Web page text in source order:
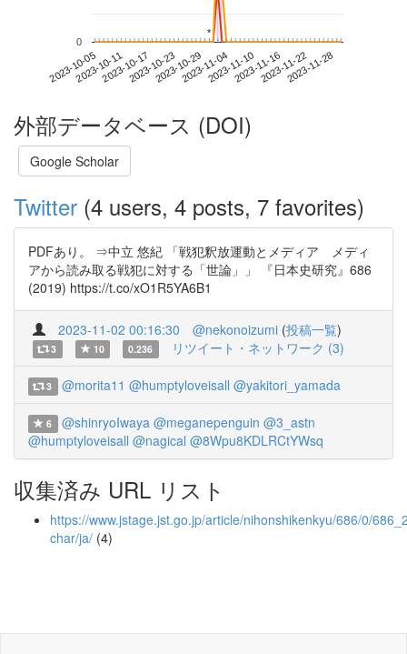
2023-10-052023-10-112023-10-172023-10-232023-10-292023-11-042023-11-102023-11-162023-11-222023-11-28
0
**
外部データベース (DOI)
Google Scholar
Twitter (4 users, 4 posts, 7 favorites)
PDFあり。 ⇒中立 悠紀 「戦犯釈放運動とメディア メディ
アから読み取る戦犯に対する「世論」」 『日本史研究』686
(2019) https://t.co/xO1R5YA6B1
2023-11-02 00:16:30 @nekonoizumi (投稿一覧)
3 10 0.236 リツイート・ネットワーク (3)
3 @morita11 @humptyloveisall @yakitori_yamada
6 @shinryoIwaya @meganepenguin @3_astn
@humptyloveisall @nagical @8Wpu8KDLRCtYWsq
収集済み URL リスト
https://www.jstage.jst.go.jp/article/nihonshikenkyu/686/0/
char/ja/ (4)